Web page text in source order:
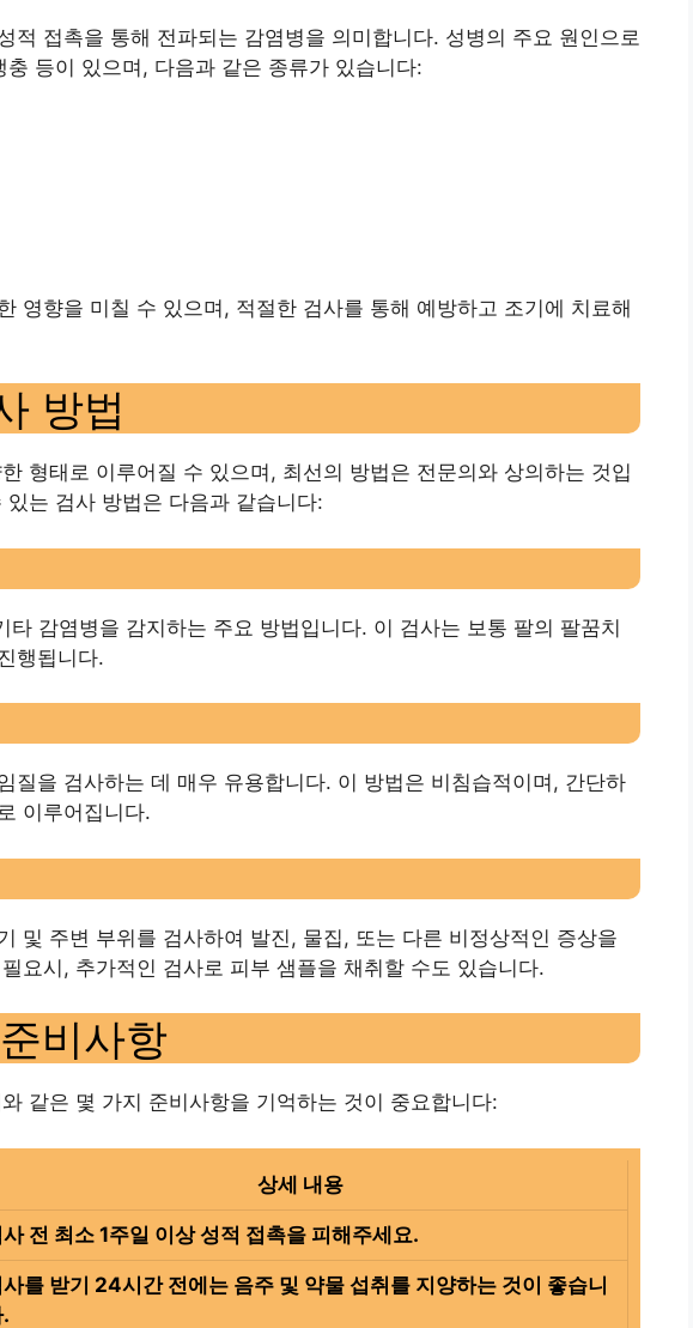
적 접촉을 통해 전파되는 감염병을 의미합니다. 성병의 주요 원인으로
등이 있으며, 다음과 같은 종류가 있습니다:
영향을 미칠 수 있으며, 적절한 검사를 통해 예방하고 조기에 치료해
방법
형태로 이루어질 수 있으며, 최선의 방법은 전문의와 상의하는 것입
는 검사 방법은 다음과 같습니다:
타 감염병을 감지하는 주요 방법입니다. 이 검사는 보통 팔의 팔꿈치
행됩니다.
질을 검사하는 데 매우 유용합니다. 이 방법은 비침습적이며, 간단하
이루어집니다.
및 주변 부위를 검사하여 발진, 물집, 또는 다른 비정상적인 증상을
요시, 추가적인 검사로 피부 샘플을 채취할 수도 있습니다.
비사항
같은 몇 가지 준비사항을 기억하는 것이 중요합니다:
상세 내용
사 전 최소 1주일 이상 성적 접촉을 피해주세요.
사를 받기 24시간 전에는 음주 및 약물 섭취를 지양하는 것이 좋습니